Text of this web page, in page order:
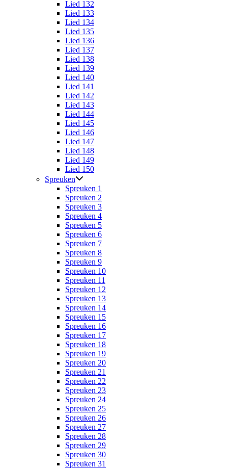
Lied 132
Lied 133
Lied 134
Lied 135
Lied 136
Lied 137
Lied 138
Lied 139
Lied 140
Lied 141
Lied 142
Lied 143
Lied 144
Lied 145
Lied 146
Lied 147
Lied 148
Lied 149
Lied 150
Spreuken
Spreuken 1
Spreuken 2
Spreuken 3
Spreuken 4
Spreuken 5
Spreuken 6
Spreuken 7
Spreuken 8
Spreuken 9
Spreuken 10
Spreuken 11
Spreuken 12
Spreuken 13
Spreuken 14
Spreuken 15
Spreuken 16
Spreuken 17
Spreuken 18
Spreuken 19
Spreuken 20
Spreuken 21
Spreuken 22
Spreuken 23
Spreuken 24
Spreuken 25
Spreuken 26
Spreuken 27
Spreuken 28
Spreuken 29
Spreuken 30
Spreuken 31